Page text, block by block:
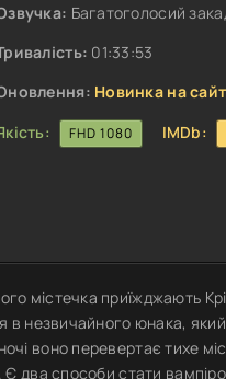
Багатоголосий
01:33:53
Новинка на
FHD 1080 IMDb:
містечка приїжджають
в незвичайного юнака,
воно перевертає тихе
Є два способи стати